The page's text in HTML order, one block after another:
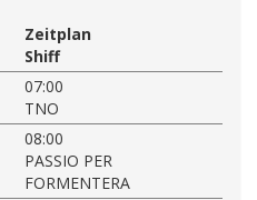
Zeitplan
Shiff
07:00
TNO
08:00
PASSIO PER
FORMENTERA